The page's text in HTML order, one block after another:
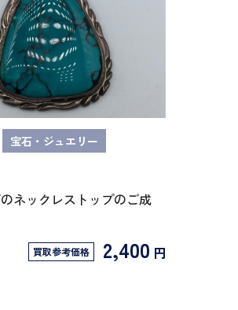
宝石・ジュエリー
ネックレストップのご成
買取参考価格 2,400 円